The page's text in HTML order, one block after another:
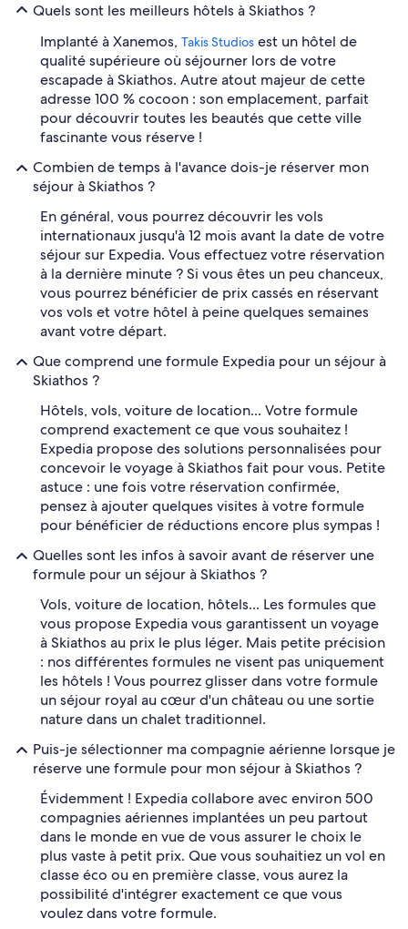
Quels sont les meilleurs hôtels à Skiathos ?
Implanté à Xanemos, Takis Studios est un hôtel de
qualité supérieure où séjourner lors de votre
escapade à Skiathos. Autre atout majeur de cette
adresse 100 % cocoon : son emplacement, parfait
pour découvrir toutes les beautés que cette ville
fascinante vous réserve !
Combien de temps à l'avance dois-je réserver mon
séjour à Skiathos ?
En général, vous pourrez découvrir les vols
internationaux jusqu'à 12 mois avant la date de votre
séjour sur Expedia. Vous effectuez votre réservation
à la dernière minute ? Si vous êtes un peu chanceux,
vous pourrez bénéficier de prix cassés en réservant
vos vols et votre hôtel à peine quelques semaines
avant votre départ.
Que comprend une formule Expedia pour un séjour à
Skiathos ?
Hôtels, vols, voiture de location... Votre formule
comprend exactement ce que vous souhaitez !
Expedia propose des solutions personnalisées pour
concevoir le voyage à Skiathos fait pour vous. Petite
astuce : une fois votre réservation confirmée,
pensez à ajouter quelques visites à votre formule
pour bénéficier de réductions encore plus sympas !
Quelles sont les infos à savoir avant de réserver une
formule pour un séjour à Skiathos ?
Vols, voiture de location, hôtels... Les formules que
vous propose Expedia vous garantissent un voyage
à Skiathos au prix le plus léger. Mais petite précision
: nos différentes formules ne visent pas uniquement
les hôtels ! Vous pourrez glisser dans votre formule
un séjour royal au cœur d'un château ou une sortie
nature dans un chalet traditionnel.
Puis-je sélectionner ma compagnie aérienne lorsque je
réserve une formule pour mon séjour à Skiathos ?
Évidemment ! Expedia collabore avec environ 500
compagnies aériennes implantées un peu partout
dans le monde en vue de vous assurer le choix le
plus vaste à petit prix. Que vous souhaitiez un vol en
classe éco ou en première classe, vous aurez la
possibilité d'intégrer exactement ce que vous
voulez dans votre formule.